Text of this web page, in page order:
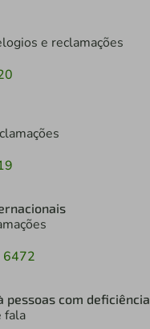
e reclamações
6472
pessoas com deficiência
fala